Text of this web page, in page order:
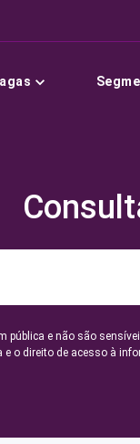
pública e não são
e o direito de acesso à